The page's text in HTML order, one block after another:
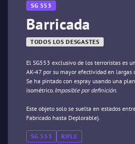
SG 553
Barricada
TODOS LOS DESGASTES
El SG553 exclusivo de los terroristas es
AK-47 por su mayor efectividad en largas
Se ha pintado con espray usando una
isométrico.Imposible por definición.
Este objeto solo se suelta en estados
Fabricado hasta Deplorable).
SG 553 RIFLE